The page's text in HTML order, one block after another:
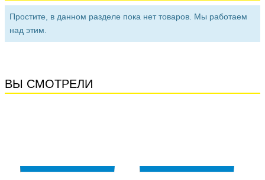
Простите, в данном разделе пока нет товаров. Мы работаем
над этим.
ВЫ СМОТРЕЛИ